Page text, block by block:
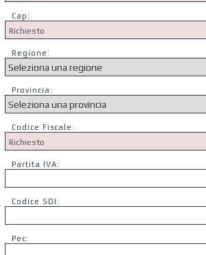
Cap:
Regione:
Provincia:
Codice Fiscale:
Partita IVA:
Codice SDI:
Pec: